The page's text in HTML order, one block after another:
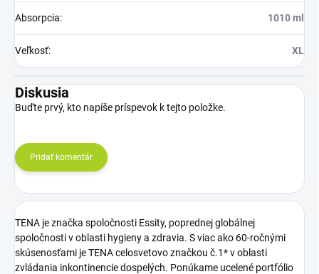
Absorpcia: 1010 ml
Veľkosť: XL
Diskusia
Buďte prvý, kto napíše príspevok k tejto položke.
Pridať komentár
TENA je značka spoločnosti Essity, poprednej globálnej
spoločnosti v oblasti hygieny a zdravia. S viac ako 60-ročnými
skúsenosťami je TENA celosvetovo značkou č.1* v oblasti
zvládania inkontinencie dospelých. Ponúkame ucelené portfólio